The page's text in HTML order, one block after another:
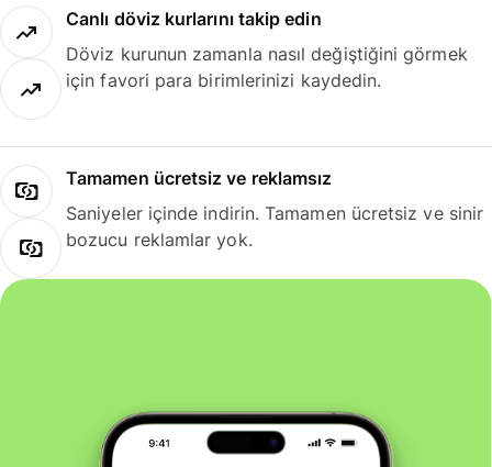
Canlı döviz kurlarını takip edin
Döviz kurunun zamanla nasıl değiştiğini görmek
için favori para birimlerinizi kaydedin.
Tamamen ücretsiz ve reklamsız
Saniyeler içinde indirin. Tamamen ücretsiz ve sinir
bozucu reklamlar yok.